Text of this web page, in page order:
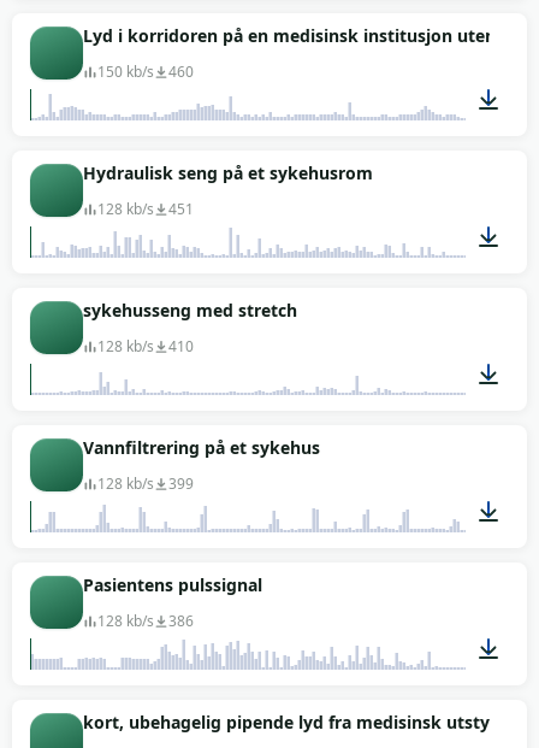
00:22
Lyd i korridoren på en medisinsk institusjon uten
150 kb/s 460
Hydraulisk seng på et sykehusrom
128 kb/s 451
sykehusseng med stretch
128 kb/s 410
Vannfiltrering på et sykehus
128 kb/s 399
Pasientens pulssignal
128 kb/s 386
00:04
kort, ubehagelig pipende lyd fra medisinsk utstyr